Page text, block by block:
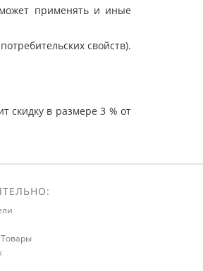
применять и иные
свойств).
скидку в размере 3 % от